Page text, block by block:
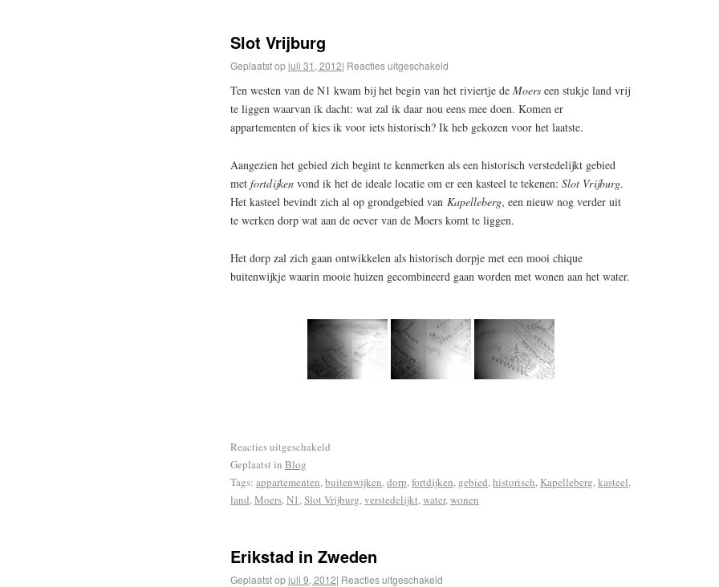
Slot Vrijburg
Geplaatst opjuli 31, 2012| Reacties uitgeschakeld
Ten westen van de N1 kwam bij het begin van het riviertje de Moers een stukje land vrij
te liggen waarvan ik dacht: wat zal ik daar nou eens mee doen. Komen er
appartementen of kies ik voor iets historisch? Ik heb gekozen voor het laatste.
Aangezien het gebied zich begint te kenmerken als een historisch verstedelijkt gebied
met fortdijken vond ik het de ideale locatie om er een kasteel te tekenen: Slot Vrijburg.
Het kasteel bevindt zich al op grondgebied van Kapelleberg, een nieuw nog verder uit
te werken dorp wat aan de oever van de Moers komt te liggen.
Het dorp zal zich gaan ontwikkelen als historisch dorpje met een mooi chique
buitenwijkje waarin mooie huizen gecombineerd gaan worden met wonen aan het water.
Reacties uitgeschakeld
Geplaatst in Blog
Tags: appartementen,buitenwijken,dorp,fortdijken, gebied,historisch, Kapelleberg,kasteel,
land,Moers,N1,Slot Vrijburg,verstedelijkt,water,wonen
Erikstad in Zweden
Geplaatst opjuli 9, 2012| Reacties uitgeschakeld